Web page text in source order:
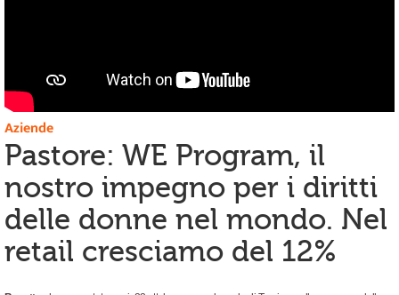
Aziende
Pastore: WE Program, il
nostro impegno per i diritti
delle donne nel mondo. Nel
retail cresciamo del 12%